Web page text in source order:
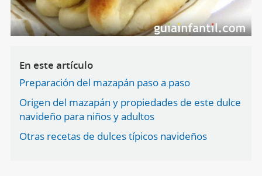
En este artículo
Preparación del mazapán paso a paso
Origen del mazapán y propiedades de este dulce
navideño para niños y adultos
Otras recetas de dulces típicos navideños